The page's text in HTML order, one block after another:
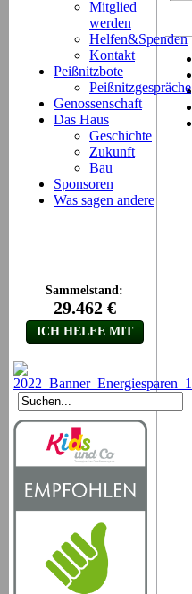
Mitglied
werden
Helfen&Spenden
Kontakt
Peißnitzbote
Peißnitzgespräche
Genossenschaft
Das Haus
Geschichte
Zukunft
Bau
Sponsoren
Was sagen andere